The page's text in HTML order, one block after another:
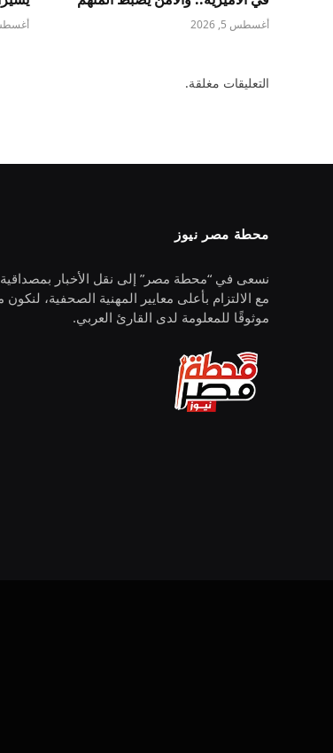
أغسطس 5, 2026 أغسطس 5,
التعليقات مغلقة.
محطة مصر نيوز
نسعى في “محطة مصر” إلى نقل الأخبار بمصداقية
مع الالتزام بأعلى معايير المهنية الصحفية،
موثوقًا للمعلومة لدى القارئ العربي.